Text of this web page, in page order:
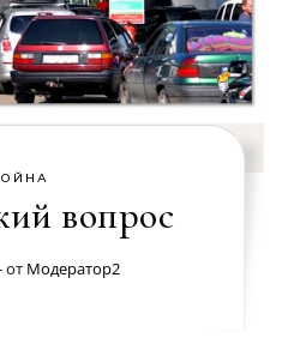
вопрос
от Модератор2